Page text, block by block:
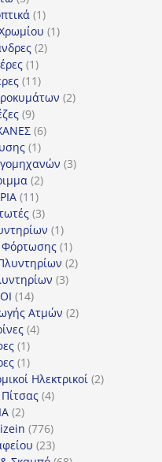
προϊόντα
11
προϊόν
11
22
11
προϊόν
1111
προϊόντα
22
99
προϊόντα
66
11
προϊόν
33
22
1111
προϊόντα
33
προϊόντα
11
προϊόν
Φόρτωσης 11
προϊόν
22
33
1414
προϊόντα
Ατμών 22
44
11
προϊόν
11
προϊόν
Ηλεκτρικοί 22
44
22
προϊόντα
776776
προϊόντα
2323